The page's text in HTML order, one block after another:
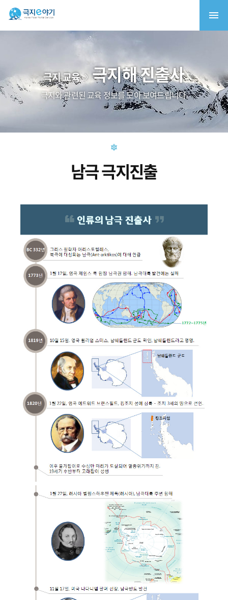
극지 교육 극지해 진출사
극지와 관련된 교육 정보를 모아 보여드립니다.
남극 극지진출